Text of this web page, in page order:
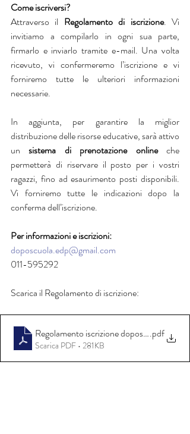
Come iscriversi?
Attraverso il Regolamento di iscrizione. Vi
invitiamo a compilarlo in ogni sua parte,
firmarlo e inviarlo tramite e-mail. Una volta
ricevuto, vi confermeremo l’iscrizione e vi
forniremo tutte le ulteriori informazioni
necessarie.
In aggiunta, per garantire la miglior
distribuzione delle risorse educative, sarà attivo
un sistema di prenotazione online che
permetterà di riservare il posto per i vostri
ragazzi, fino ad esaurimento posti disponibili.
Vi forniremo tutte le indicazioni dopo la
conferma dell’iscrizione.
Per informazioni e iscrizioni:
doposcuola.edp@gmail.com
011-595292
Scarica il Regolamento di iscrizione:
Regolamento iscrizione doposcuola 2024-
.pdf
Scarica PDF • 281KB